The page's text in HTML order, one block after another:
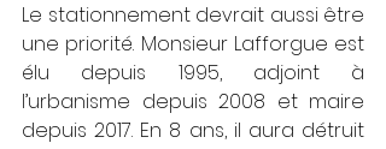
Le stationnement devrait aussi être
une priorité. Monsieur Lafforgue est
élu depuis 1995, adjoint à
l’urbanisme depuis 2008 et maire
depuis 2017. En 8 ans, il aura détruit